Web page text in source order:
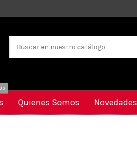
Quienes Somos Novedades